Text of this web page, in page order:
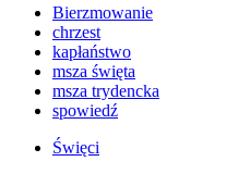
Bierzmowanie
chrzest
kapłaństwo
msza święta
msza trydencka
spowiedź
Święci